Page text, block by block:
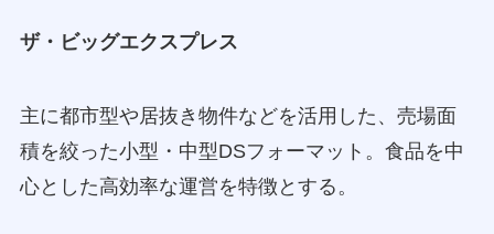
ザ・ビッグエクスプレス
主に都市型や居抜き物件などを活用した、売場面
積を絞った小型・中型DSフォーマット。食品を中
心とした高効率な運営を特徴とする。